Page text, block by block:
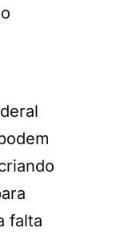
falta